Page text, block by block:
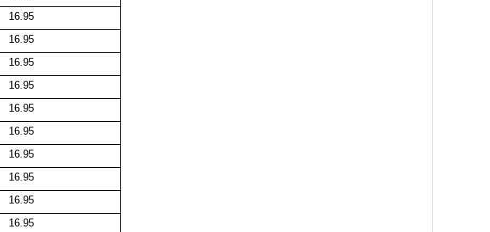
16.95
16.95
16.95
16.95
16.95
16.95
16.95
16.95
16.95
16.95